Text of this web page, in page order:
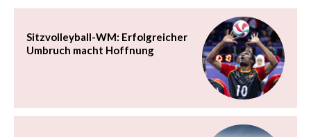
Sitzvolleyball-WM: Erfolgreicher
Umbruch macht Hoffnung